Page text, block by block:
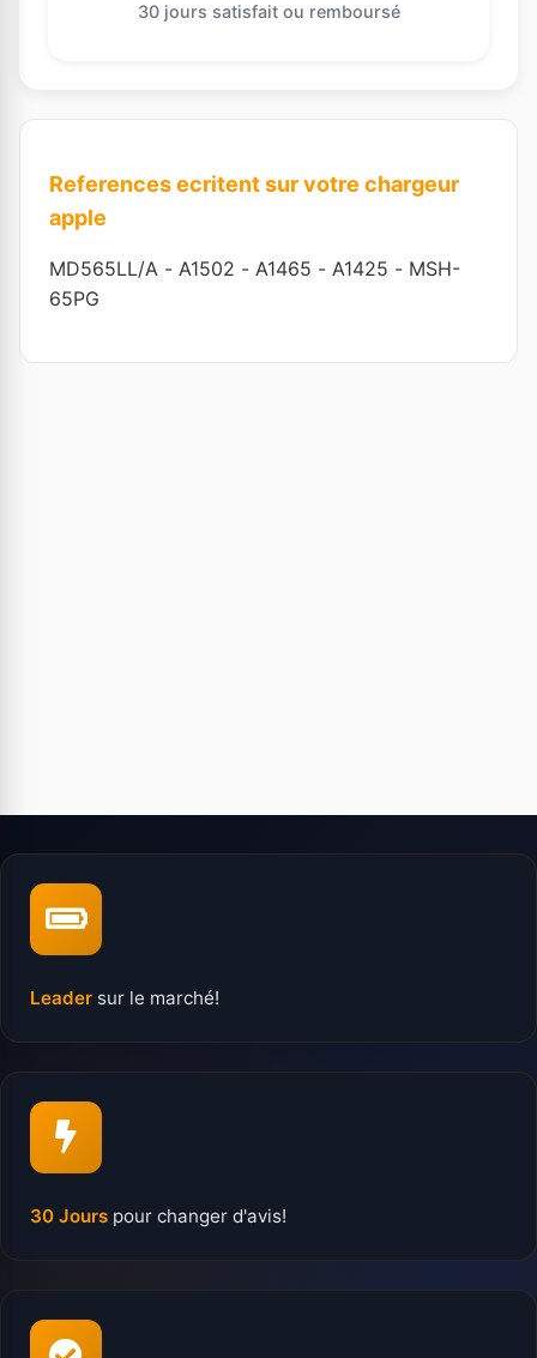
30 jours satisfait ou remboursé
References ecritent sur votre chargeur
apple
MD565LL/A - A1502 - A1465 - A1425 - MSH-
65PG
Leader sur le marché!
30 Jours pour changer d'avis!